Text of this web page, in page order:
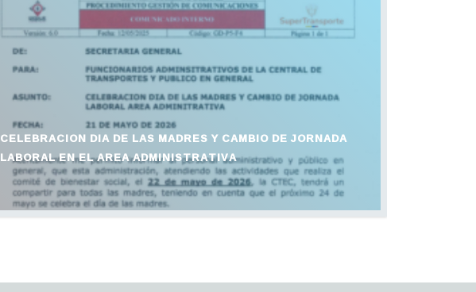
CELEBRACION DIA DE LAS MADRES Y CAMBIO DE JORNADA
LABORAL EN EL AREA ADMINISTRATIVA